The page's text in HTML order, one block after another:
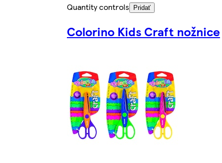
Quantity controls
Pridať
Colorino Kids Craft nožnice